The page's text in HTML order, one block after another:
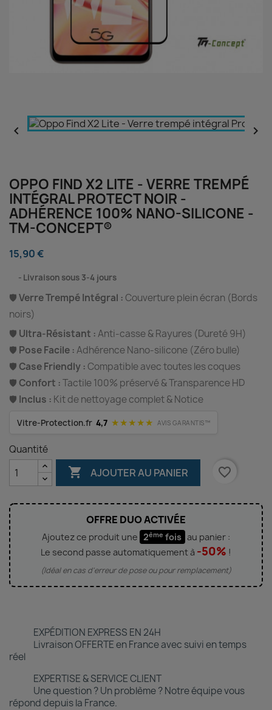
 
OPPO FIND X2 LITE - VERRE TREMPÉ
INTÉGRAL PROTECT NOIR -
ADHÉRENCE 100% NANO-SILICONE -
TM-CONCEPT®
15,90 €
Livraison sous 3-4 jours
🛡️Verre Trempé Intégral : Couverture plein écran (Bords
noirs)
🛡️ Ultra-Résistant :Anti-casse & Rayures (Dureté 9H)
🛡️ Pose Facile :Adhérence Nano-silicone (Zéro bulle)
🛡️ Case Friendly : Compatible avec toutes les coques
🛡️ Confort :Tactile 100% préservé & Transparence HD
🛡️ Inclus : Kit de nettoyage complet & Notice
Vitre-Protection.fr 4,7 ★★★★★ AVIS GARANTIS™
Quantité
 AJOUTER AU PANIER favorite_border
OFFRE DUO ACTIVÉE
Ajoutez ce produit une 2ème fois au panier :
Le second passe automatiquement à -50% !
(Idéal en cas d'erreur de pose ou pour remplacement)
EXPÉDITION EXPRESS EN 24H
Livraison OFFERTE en France avec suivi en temps
réel
EXPERTISE & SERVICE CLIENT
Une question ? Un problème ? Notre équipe vous
répond depuis la France.